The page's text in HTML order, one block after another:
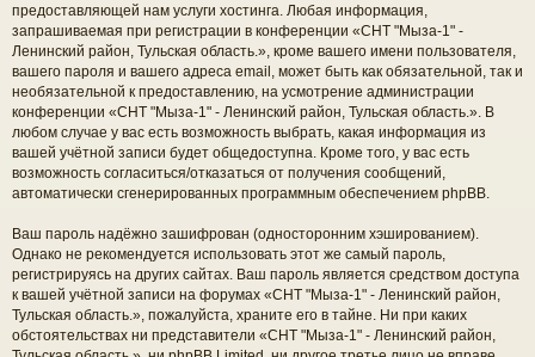
предоставляющей нам услуги хостинга. Любая информация,
запрашиваемая при регистрации в конференции «СНТ "Мыза-1" -
Ленинский район, Тульская область.», кроме вашего имени пользователя,
вашего пароля и вашего адреса email, может быть как обязательной, так и
необязательной к предоставлению, на усмотрение администрации
конференции «СНТ "Мыза-1" - Ленинский район, Тульская область.». В
любом случае у вас есть возможность выбрать, какая информация из
вашей учётной записи будет общедоступна. Кроме того, у вас есть
возможность согласиться/отказаться от получения сообщений,
автоматически сгенерированных программным обеспечением phpBB.
Ваш пароль надёжно зашифрован (односторонним хэшированием).
Однако не рекомендуется использовать этот же самый пароль,
регистрируясь на других сайтах. Ваш пароль является средством доступа
к вашей учётной записи на форумах «СНТ "Мыза-1" - Ленинский район,
Тульская область.», пожалуйста, храните его в тайне. Ни при каких
обстоятельствах ни представители «СНТ "Мыза-1" - Ленинский район,